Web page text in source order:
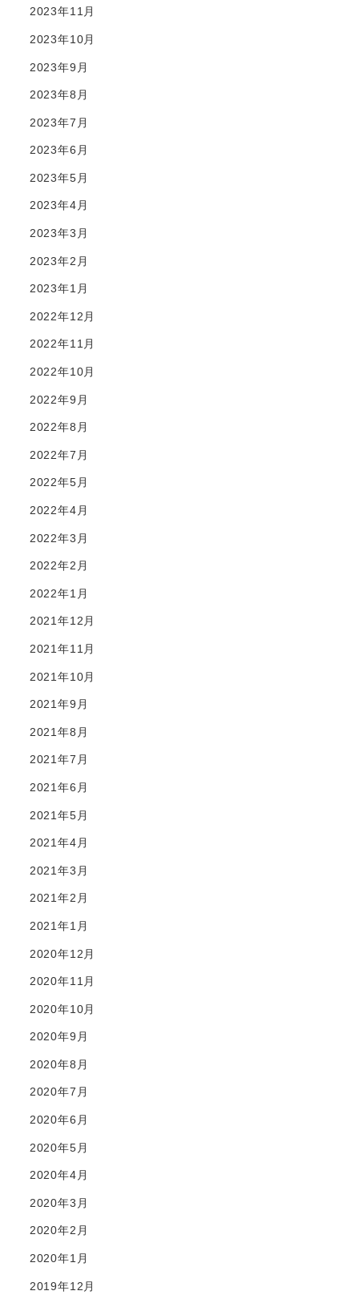
2023年11月
2023年10月
2023年9月
2023年8月
2023年7月
2023年6月
2023年5月
2023年4月
2023年3月
2023年2月
2023年1月
2022年12月
2022年11月
2022年10月
2022年9月
2022年8月
2022年7月
2022年5月
2022年4月
2022年3月
2022年2月
2022年1月
2021年12月
2021年11月
2021年10月
2021年9月
2021年8月
2021年7月
2021年6月
2021年5月
2021年4月
2021年3月
2021年2月
2021年1月
2020年12月
2020年11月
2020年10月
2020年9月
2020年8月
2020年7月
2020年6月
2020年5月
2020年4月
2020年3月
2020年2月
2020年1月
2019年12月